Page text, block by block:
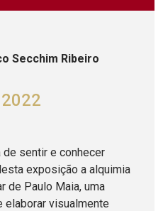
Secchim Ribeiro
sentir e conhecer
exposição a alquimia
de Paulo Maia, uma
elaborar visualmente